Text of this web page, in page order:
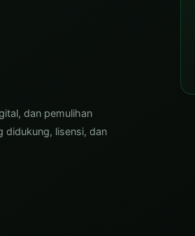
dan pemulihan
didukung, lisensi, dan